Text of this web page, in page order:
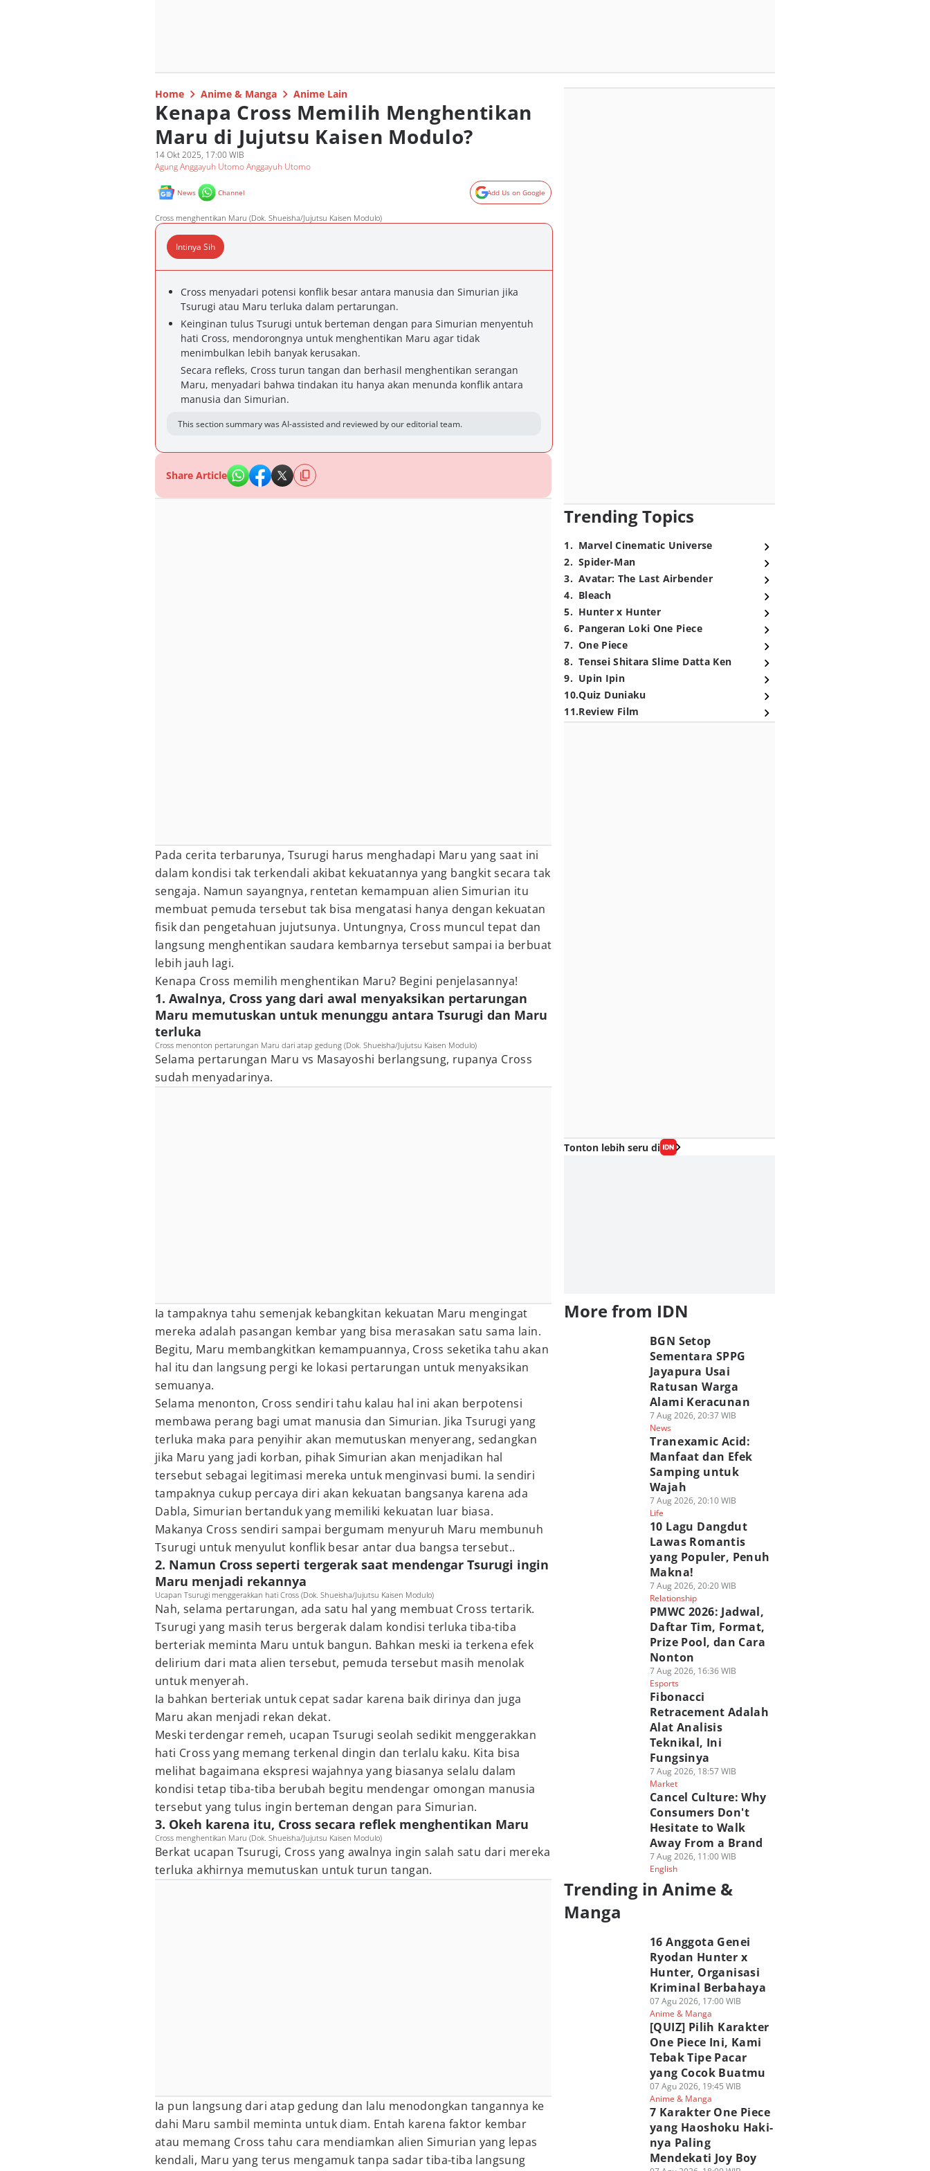
Home Anime & Manga Anime Lain
Kenapa Cross Memilih Menghentikan
Maru di Jujutsu Kaisen Modulo?
14 Okt 2025, 17:00 WIB
Agung Anggayuh Utomo Anggayuh Utomo
News Channel Add Us on Google
Cross menghentikan Maru (Dok. Shueisha/Jujutsu Kaisen Modulo)
Intinya Sih
Cross menyadari potensi konflik besar antara manusia dan Simurian jika
Tsurugi atau Maru terluka dalam pertarungan.
Keinginan tulus Tsurugi untuk berteman dengan para Simurian menyentuh
hati Cross, mendorongnya untuk menghentikan Maru agar tidak
menimbulkan lebih banyak kerusakan.
Secara refleks, Cross turun tangan dan berhasil menghentikan serangan
Maru, menyadari bahwa tindakan itu hanya akan menunda konflik antara
manusia dan Simurian.
This section summary was AI-assisted and reviewed by our editorial team.
Share Article
Pada cerita terbarunya, Tsurugi harus menghadapi Maru yang saat ini
dalam kondisi tak terkendali akibat kekuatannya yang bangkit secara tak
sengaja. Namun sayangnya, rentetan kemampuan alien Simurian itu
membuat pemuda tersebut tak bisa mengatasi hanya dengan kekuatan
fisik dan pengetahuan jujutsunya. Untungnya, Cross muncul tepat dan
langsung menghentikan saudara kembarnya tersebut sampai ia berbuat
lebih jauh lagi.
Kenapa Cross memilih menghentikan Maru? Begini penjelasannya!
1. Awalnya, Cross yang dari awal menyaksikan pertarungan
Maru memutuskan untuk menunggu antara Tsurugi dan Maru
terluka
Cross menonton pertarungan Maru dari atap gedung (Dok. Shueisha/Jujutsu Kaisen Modulo)
Selama pertarungan Maru vs Masayoshi berlangsung, rupanya Cross
sudah menyadarinya.
Ia tampaknya tahu semenjak kebangkitan kekuatan Maru mengingat
mereka adalah pasangan kembar yang bisa merasakan satu sama lain.
Begitu, Maru membangkitkan kemampuannya, Cross seketika tahu akan
hal itu dan langsung pergi ke lokasi pertarungan untuk menyaksikan
semuanya.
Selama menonton, Cross sendiri tahu kalau hal ini akan berpotensi
membawa perang bagi umat manusia dan Simurian. Jika Tsurugi yang
terluka maka para penyihir akan memutuskan menyerang, sedangkan
jika Maru yang jadi korban, pihak Simurian akan menjadikan hal
tersebut sebagai legitimasi mereka untuk menginvasi bumi. Ia sendiri
tampaknya cukup percaya diri akan kekuatan bangsanya karena ada
Dabla, Simurian bertanduk yang memiliki kekuatan luar biasa.
Makanya Cross sendiri sampai bergumam menyuruh Maru membunuh
Tsurugi untuk menyulut konflik besar antar dua bangsa tersebut..
2. Namun Cross seperti tergerak saat mendengar Tsurugi ingin
Maru menjadi rekannya
Ucapan Tsurugi menggerakkan hati Cross (Dok. Shueisha/Jujutsu Kaisen Modulo)
Nah, selama pertarungan, ada satu hal yang membuat Cross tertarik.
Tsurugi yang masih terus bergerak dalam kondisi terluka tiba-tiba
berteriak meminta Maru untuk bangun. Bahkan meski ia terkena efek
delirium dari mata alien tersebut, pemuda tersebut masih menolak
untuk menyerah.
Ia bahkan berteriak untuk cepat sadar karena baik dirinya dan juga
Maru akan menjadi rekan dekat.
Meski terdengar remeh, ucapan Tsurugi seolah sedikit menggerakkan
hati Cross yang memang terkenal dingin dan terlalu kaku. Kita bisa
melihat bagaimana ekspresi wajahnya yang biasanya selalu dalam
kondisi tetap tiba-tiba berubah begitu mendengar omongan manusia
tersebut yang tulus ingin berteman dengan para Simurian.
3. Okeh karena itu, Cross secara reflek menghentikan Maru
Cross menghentikan Maru (Dok. Shueisha/Jujutsu Kaisen Modulo)
Berkat ucapan Tsurugi, Cross yang awalnya ingin salah satu dari mereka
terluka akhirnya memutuskan untuk turun tangan.
Ia pun langsung dari atap gedung dan lalu menodongkan tangannya ke
dahi Maru sambil meminta untuk diam. Entah karena faktor kembar
atau memang Cross tahu cara mendiamkan alien Simurian yang lepas
kendali, Maru yang terus mengamuk tanpa sadar tiba-tiba langsung
Trending Topics
1. Marvel Cinematic Universe
2. Spider-Man
3. Avatar: The Last Airbender
4. Bleach
5. Hunter x Hunter
6. Pangeran Loki One Piece
7. One Piece
8. Tensei Shitara Slime Datta Ken
9. Upin Ipin
10.Quiz Duniaku
11.Review Film
Tonton lebih seru di
More from IDN
BGN Setop
Sementara SPPG
Jayapura Usai
Ratusan Warga
Alami Keracunan
7 Aug 2026, 20:37 WIB
News
Tranexamic Acid:
Manfaat dan Efek
Samping untuk
Wajah
7 Aug 2026, 20:10 WIB
Life
10 Lagu Dangdut
Lawas Romantis
yang Populer, Penuh
Makna!
7 Aug 2026, 20:20 WIB
Relationship
PMWC 2026: Jadwal,
Daftar Tim, Format,
Prize Pool, dan Cara
Nonton
7 Aug 2026, 16:36 WIB
Esports
Fibonacci
Retracement Adalah
Alat Analisis
Teknikal, Ini
Fungsinya
7 Aug 2026, 18:57 WIB
Market
Cancel Culture: Why
Consumers Don't
Hesitate to Walk
Away From a Brand
7 Aug 2026, 11:00 WIB
English
Trending in Anime &
Manga
16 Anggota Genei
Ryodan Hunter x
Hunter, Organisasi
Kriminal Berbahaya
07 Agu 2026, 17:00 WIB
Anime & Manga
[QUIZ] Pilih Karakter
One Piece Ini, Kami
Tebak Tipe Pacar
yang Cocok Buatmu
07 Agu 2026, 19:45 WIB
Anime & Manga
7 Karakter One Piece
yang Haoshoku Haki-
nya Paling
Mendekati Joy Boy